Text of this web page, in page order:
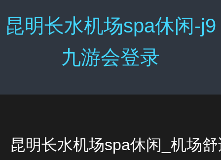
昆明长水机场spa休闲-j9
九游会登录
昆明长水机场spa休闲_机场